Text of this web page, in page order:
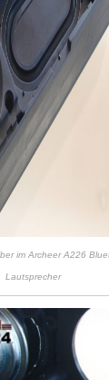
im Archeer A226
Lautsprecher